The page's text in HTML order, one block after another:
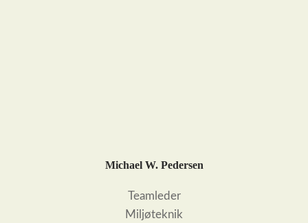
Michael W. Pedersen
Teamleder
Miljøteknik